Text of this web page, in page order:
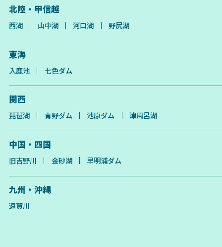
北陸・甲信越
西湖 山中湖 河口湖 野尻湖
東海
入鹿池 七色ダム
関西
琵琶湖 青野ダム 池原ダム 津風呂湖
中国・四国
旧吉野川 金砂湖 早明浦ダム
九州・沖縄
遠賀川